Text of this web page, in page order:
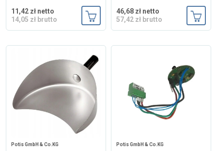
11,42 zł netto
14,05 zł brutto
Dodaj do koszyka
46,68 zł netto
57,42 zł brutto
Potis GmbH & Co.KG Potis GmbH & Co.KG